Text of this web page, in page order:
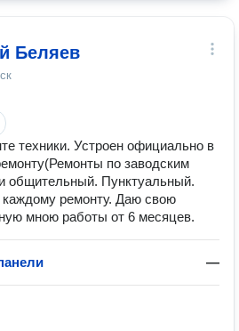
Беляев
техники. Устроен официально в
по заводским
общительный. Пунктуальный.
ремонту. Даю свою
мною работы от 6 месяцев.
—